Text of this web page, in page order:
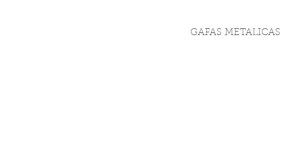
GAFAS METALICAS